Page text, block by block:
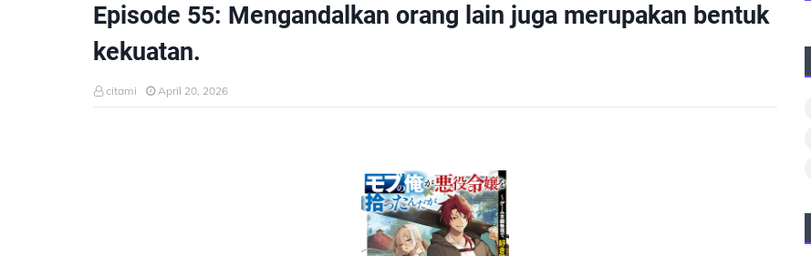
Episode 55: Mengandalkan orang lain juga merupakan bentuk
kekuatan.
citami April 20, 2026